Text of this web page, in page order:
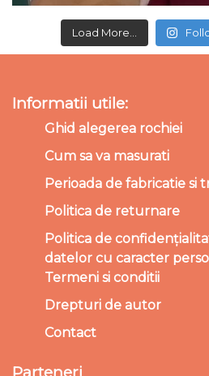
Load More...
Informatii utile:
Ghid alegerea rochiei
Cum sa va masurati
Perioada de fabricatie si
Politica de returnare
Politica de
datelor cu caracter
Termeni si conditii
Drepturi de autor
Contact